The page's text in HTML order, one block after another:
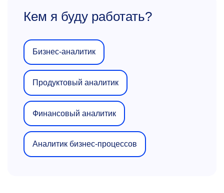
Кем я буду работать?
Бизнес-аналитик
Продуктовый аналитик
Финансовый аналитик
Аналитик бизнес-процессов